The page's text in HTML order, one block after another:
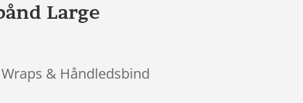
Large
& Håndledsbind